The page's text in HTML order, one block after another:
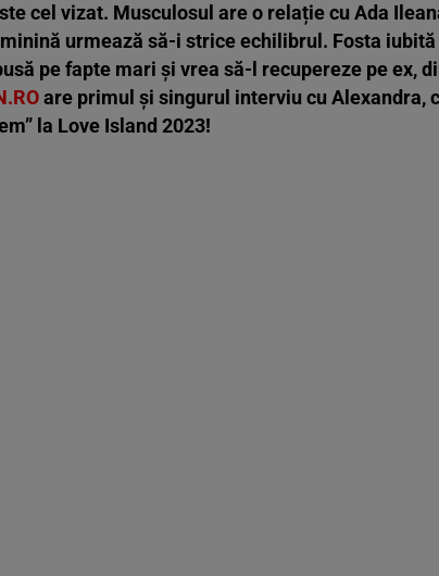
cel vizat. Musculosul are o relație cu Ada
urmează să-i strice echilibrul. Fosta iubită
pe fapte mari și vrea să-l recupereze pe ex,
are primul și singurul interviu cu Alexandra,
la Love Island 2023!